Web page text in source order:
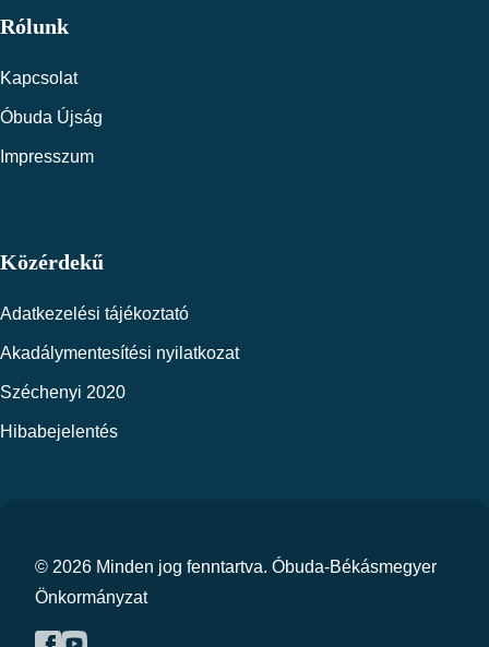
Rólunk
Kapcsolat
Óbuda Újság
Impresszum
Közérdekű
Adatkezelési tájékoztató
Akadálymentesítési nyilatkozat
Széchenyi 2020
Hibabejelentés
© 2026 Minden jog fenntartva. Óbuda-Békásmegyer
Önkormányzat